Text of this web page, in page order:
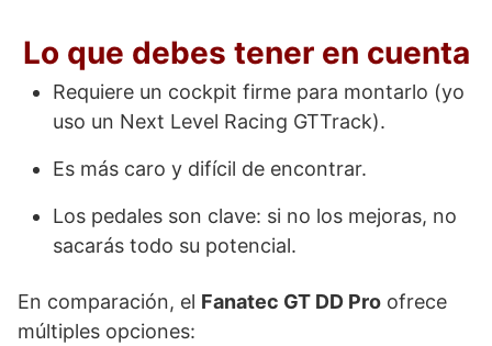
Lo que debes tener en cuenta
Requiere un cockpit firme para montarlo (yo
uso un Next Level Racing GTTrack).
Es más caro y difícil de encontrar.
Los pedales son clave: si no los mejoras, no
sacarás todo su potencial.
En comparación, el Fanatec GT DD Pro ofrece
múltiples opciones: